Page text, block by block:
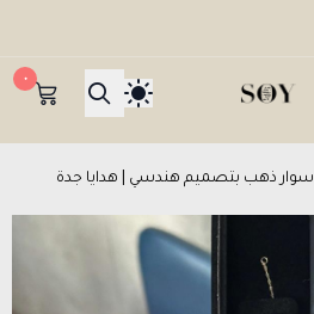
هدايا جدة SOY Gifts بتوصيل في نفس اليوم
٠
سوار ذهب بتصميم هندسي | هدايا جدة